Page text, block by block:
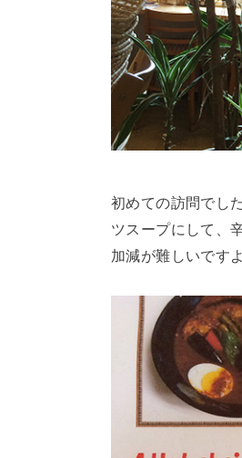
初めての訪問でし
ツスープにして、
加減が難しいです